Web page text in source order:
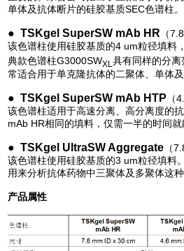
单体及抗体断片的硅胶基质SEC色谱柱。
● TSKgel SuperSW mAb HR （
该色谱柱使用硅胶基质的4 um粒径填料
典款色谱柱G3000SWXL具有同样的分
常适合用于单克隆抗体的二聚体、单体及
● TSKgel SuperSW mAb HTP （
该色谱柱适用于高速分离、高分离度的
mAb HR相同的填料，仅需一半的时间
● TSKgel UltraSW Aggregate （
该色谱柱使用硅胶基质的3 um粒径填料
用来分析抗体药物中三聚体及多聚体这种
产品属性